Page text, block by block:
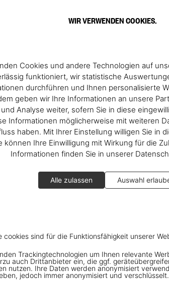
WIR VERWENDEN COOKIES.
Cookies und andere Technologien auf
funktioniert, wir statistische
durchführen und Ihnen personalisierte
geben wir Ihre Informationen an unsere
Analyse weiter, sofern Sie in diese
Informationen möglicherweise mit weiteren
haben. Mit Ihrer Einstellung willigen Sie in
können Ihre Einwilligung mit Wirkung für die
Informationen finden Sie in unserer
Alle zulassen Auswahl
cookies sind für die Funktionsfähigkeit unserer
Trackingtechnologien um Ihnen relevante
auch Drittanbieter ein, die ggf.
nutzen. Ihre Daten werden anonymisiert
jedoch immer anonymisiert und verschlüsselt.